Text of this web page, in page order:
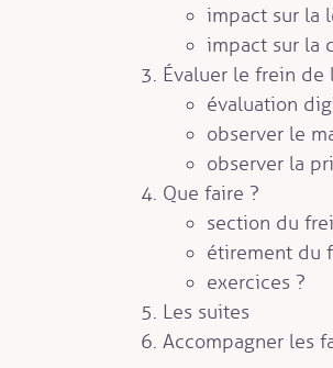
impact sur la
impact sur la
Évaluer le frein de
évaluation
observer le
observer la
Que faire ?
section du
étirement du
exercices ?
Les suites
Accompagner les